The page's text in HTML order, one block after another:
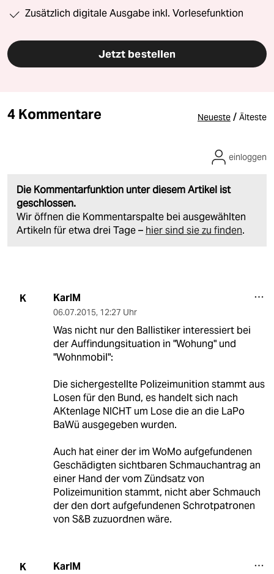
Zusätzlich digitale Ausgabe inkl. Vorlesefunktion
Jetzt bestellen
4 Kommentare Neueste / Älteste
Die Kommentarfunktion unter diesem Artikel ist
geschlossen.
Wir öffnen die Kommentarspalte bei ausgewählten
Artikeln für etwa drei Tage – hier sind sie zu finden.
einloggen
K KarlM
06.07.2015, 12:27 Uhr
Was nicht nur den Ballistiker interessiert bei
der Auffindungsituation in "Wohung" und
"Wohnmobil":
Die sichergestellte Polizeimunition stammt aus
Losen für den Bund, es handelt sich nach
AKtenlage NICHT um Lose die an die LaPo
BaWü ausgegeben wurden.
Auch hat einer der im WoMo aufgefundenen
Geschädigten sichtbaren Schmauchantrag an
einer Hand der vom Zündsatz von
Polizeimunition stammt, nicht aber Schmauch
der den dort aufgefundenen Schrotpatronen
von S&B zuzuordnen wäre.
K KarlM